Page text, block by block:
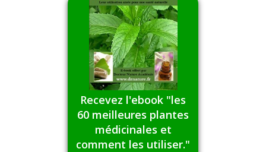
Recevez l'ebook "les
60 meilleures plantes
médicinales et
comment les utiliser."